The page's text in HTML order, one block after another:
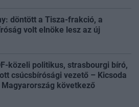
döntött a Tisza-frakció, a
volt elnöke lesz az új
közeli politikus, strasbourgi bíró,
csúcsbírósági vezető – Kicsoda
következő